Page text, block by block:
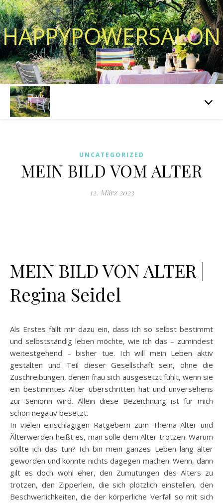
HAPPYPOWERSALON
UNCATEGORIZED
MEIN BILD VOM ALTER
12. März 2023
MEIN BILD VON ALTER |
Regina Seidel
Als Erstes fällt mir dazu ein, dass ich so selbst bestimmt
und selbstständig leben möchte, wie ich das – zumindest
weitestgehend – bisher tue. Ich will mein Leben aktiv
gestalten und Teil dieser Gesellschaft sein, ohne die
Zuschreibungen, denen frau sich ausgesetzt fühlt, wenn sie
ein bestimmtes Alter überschritten hat und unversehens
zur Seniorin wird. Allein diese Bezeichnung ist für mich
schon negativ besetzt.
In vielen einschlägigen Ratgebern zum Thema Alter und
Älterwerden heißt es, man solle dem Alter trotzen. Warum
sollte ich das tun? Ich bin mein ganzes Leben lang älter
geworden und konnte nichts dagegen machen. Wenn, dann
gilt es doch wohl eher, den Zumutungen des Alters zu
trotzen, den Zipperlein, die sich plötzlich einstellen, den
Beschwerlichkeiten, die der körperliche Verfall so mit sich